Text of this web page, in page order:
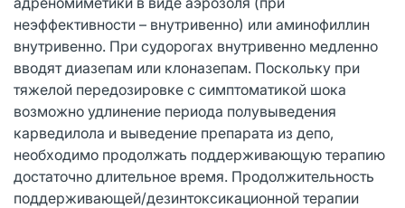
неэффективности – внутривенно) или аминофиллин
внутривенно. При судорогах внутривенно медленно
вводят диазепам или клоназепам. Поскольку при
тяжелой передозировке с симптоматикой шока
возможно удлинение периода полувыведения
карведилола и выведение препарата из депо,
необходимо продолжать поддерживающую терапию
достаточно длительное время. Продолжительность
поддерживающей/дезинтоксикационной терапии